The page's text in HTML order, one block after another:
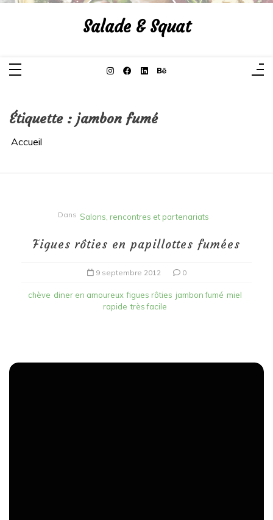
Aller
Salade & Squat
Étiquette : jambon fumé
Accueil
Dans Salons, rencontres et partenariats
Figues rôties en papillottes fumées
9 septembre 2012 0
chève diner en amoureux figues rôties jambon fumé miel
rapide très facile